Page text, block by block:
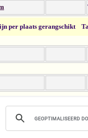
per plaats gerangschikt